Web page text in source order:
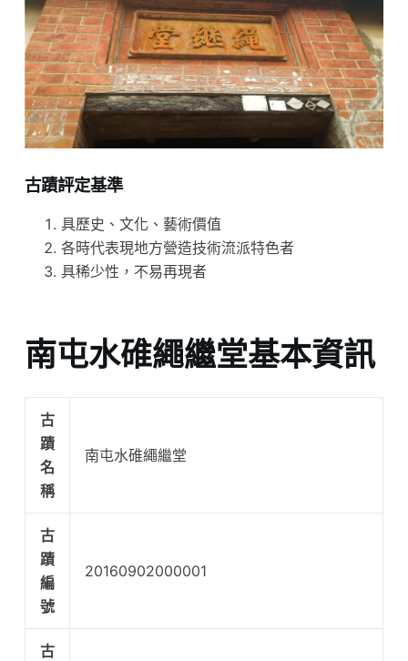
古蹟評定基準
具歷史、文化、藝術價值
各時代表現地方營造技術流派特色者
具稀少性，不易再現者
南屯水碓繩繼堂基本資訊
古
蹟
名
稱
南屯水碓繩繼堂
古
蹟
編
號
20160902000001
古